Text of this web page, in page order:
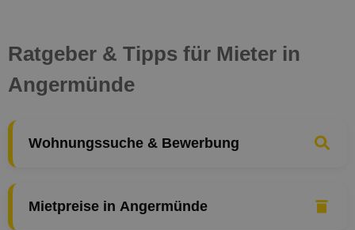
Ratgeber & Tipps für Mieter in
Angermünde
Wohnungssuche & Bewerbung
Mietpreise in Angermünde